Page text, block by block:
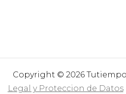
Copyright © 2026 Tutiempo
Legal y Proteccion de Datos|